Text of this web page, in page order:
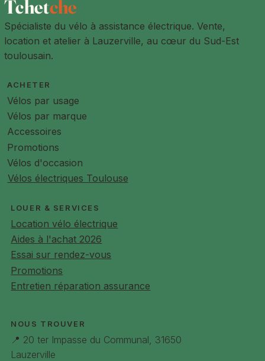
Tchetche
Spécialiste du vélo à assistance électrique. Vente,
location et atelier à Lauzerville, au cœur du Sud-Est
toulousain.
ACHETER
Vélos par usage
Vélos par marque
Accessoires
Promotions
Vélos d'occasion
Vélos électriques Toulouse
LOUER & SERVICES
Location vélo électrique
Aides à l'achat 2026
Essai sur rendez-vous
Promotions
Entretien réparation assurance
NOUS TROUVER
📍 20 ter Impasse du Communal, 31650
Lauzerville